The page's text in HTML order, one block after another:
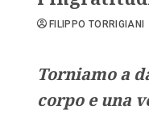
FILIPPO TORRIGIANI
Torniamo a
corpo e una